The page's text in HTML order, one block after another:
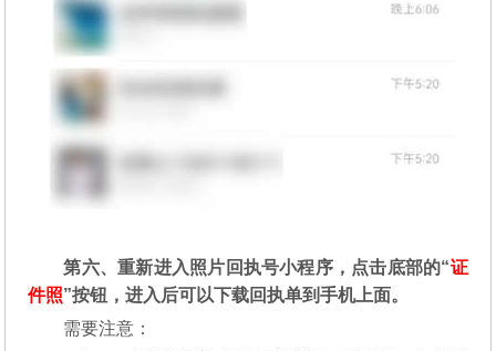
第六、重新进入照片回执号小程序，点击底部的“证
件照”按钮，进入后可以下载回执单到手机上面。
需要注意：